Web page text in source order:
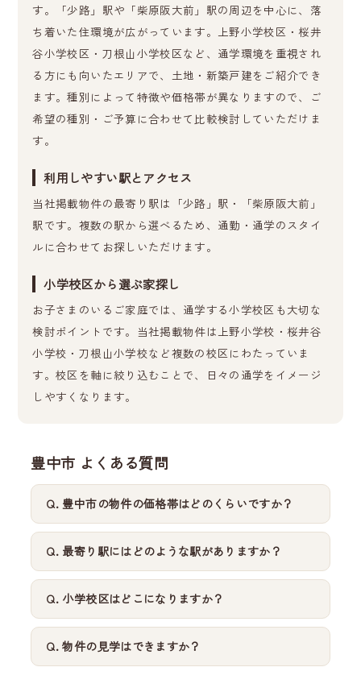
す。「少路」駅や「柴原阪大前」駅の周辺を中心に、落
ち着いた住環境が広がっています。上野小学校区・桜井
谷小学校区・刀根山小学校区など、通学環境を重視され
る方にも向いたエリアで、土地・新築戸建をご紹介でき
ます。種別によって特徴や価格帯が異なりますので、ご
希望の種別・ご予算に合わせて比較検討していただけま
す。
利用しやすい駅とアクセス
当社掲載物件の最寄り駅は「少路」駅・「柴原阪大前」
駅です。複数の駅から選べるため、通勤・通学のスタイ
ルに合わせてお探しいただけます。
小学校区から選ぶ家探し
お子さまのいるご家庭では、通学する小学校区も大切な
検討ポイントです。当社掲載物件は上野小学校・桜井谷
小学校・刀根山小学校など複数の校区にわたっていま
す。校区を軸に絞り込むことで、日々の通学をイメージ
しやすくなります。
豊中市 よくある質問
豊中市の物件の価格帯はどのくらいですか？
最寄り駅にはどのような駅がありますか？
小学校区はどこになりますか？
物件の見学はできますか？